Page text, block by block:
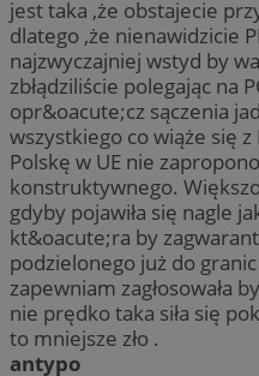
jest taka ,że obstajecie
dlatego ,że nienawidzicie
najzwyczajniej wstyd by
zbłądziliście polegając na
opr&oacute;cz sączenia
wszystkiego co wiąże się
Polskę w UE nie
konstruktywnego.
gdyby pojawiła się nagle
kt&oacute;ra by
podzielonego już do
zapewniam zagłosowała
nie prędko taka siła się
to mniejsze zło .
antypo